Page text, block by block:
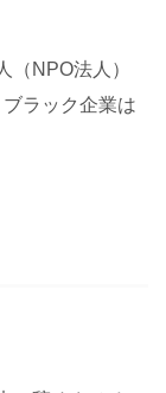
（NPO法人）
ラック企業は